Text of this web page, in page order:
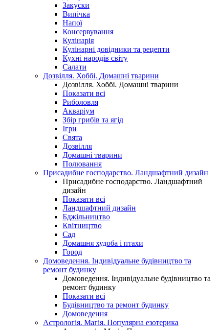
Закуски
Випічка
Напої
Консервування
Кулінарія
Кулінарні довідники та рецепти
Кухні народів світу
Салати
Дозвілля. Хоббі. Домашні тварини
Дозвілля. Хоббі. Домашні тварини
Показати всі
Риболовля
Акваріум
Збір грибів та ягід
Ігри
Свята
Дозвілля
Домашні тварини
Полювання
Присадибне господарство. Ландшафтний дизайн
Присадибне господарство. Ландшафтний
дизайн
Показати всі
Ландшафтний дизайн
Бджільництво
Квітництво
Сад
Домашня худоба і птахи
Город
Домоведення. Індивідуальне будівництво та
ремонт будинку
Домоведення. Індивідуальне будівництво та
ремонт будинку
Показати всі
Будівництво та ремонт будинку
Домоведення
Астрологія. Магія. Популярна езотерика